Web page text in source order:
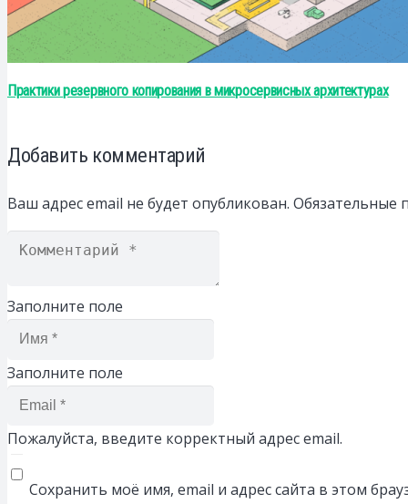
Практики резервного копирования в микросервисных архитектурах
Добавить комментарий
Ваш адрес email не будет опубликован. Обязательные
Заполните поле
Заполните поле
Пожалуйста, введите корректный адрес email.
Сохранить моё имя, email и адрес сайта в этом